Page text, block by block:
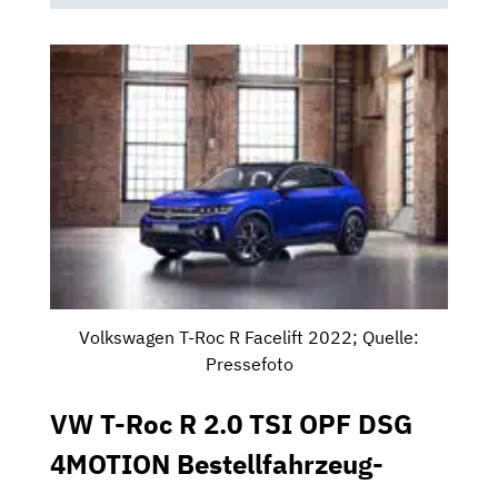
Volkswagen T-Roc R Facelift 2022; Quelle:
Pressefoto
VW T-Roc R 2.0 TSI OPF DSG
4MOTION Bestellfahrzeug-